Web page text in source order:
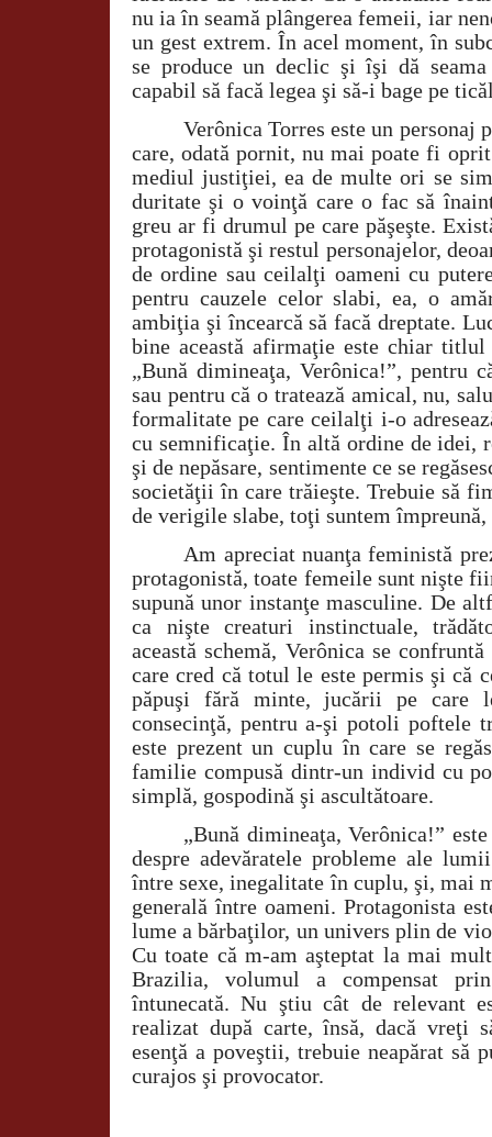
nu ia în seamă plângerea femeii, iar
un gest extrem. În acel moment, în
se produce un declic şi îşi dă
capabil să facă legea şi să-i bage pe
Verônica Torres este un personaj
care, odată pornit, nu mai poate fi
mediul justiţiei, ea de multe ori se
duritate şi o voinţă care o fac să
greu ar fi drumul pe care păşeşte.
protagonistă şi restul personajelor,
de ordine sau ceilalţi oameni cu
pentru cauzele celor slabi, ea, o
ambiţia şi încearcă să facă dreptate.
bine această afirmaţie este chiar
„Bună dimineaţa, Verônica!”, pentru
sau pentru că o tratează amical, nu,
formalitate pe care ceilalţi i-o
cu semnificaţie. În altă ordine de idei,
şi de nepăsare, sentimente ce se
societăţii în care trăieşte. Trebuie să
de verigile slabe, toţi suntem
Am apreciat nuanţa feministă
protagonistă, toate femeile sunt nişte
supună unor instanţe masculine. De
ca nişte creaturi instinctuale,
această schemă, Verônica se
care cred că totul le este permis şi că
păpuşi fără minte, jucării pe
consecinţă, pentru a-şi potoli poftele
este prezent un cuplu în care se
familie compusă dintr-un individ cu
simplă, gospodină şi ascultătoare.
„Bună dimineaţa, Verônica!”
despre adevăratele probleme ale
între sexe, inegalitate în cuplu, şi, mai
generală între oameni. Protagonista
lume a bărbaţilor, un univers plin de
Cu toate că m-am aşteptat la mai
Brazilia, volumul a compensat
întunecată. Nu ştiu cât de relevant
realizat după carte, însă, dacă vreţi
esenţă a poveştii, trebuie neapărat să
curajos şi provocator.